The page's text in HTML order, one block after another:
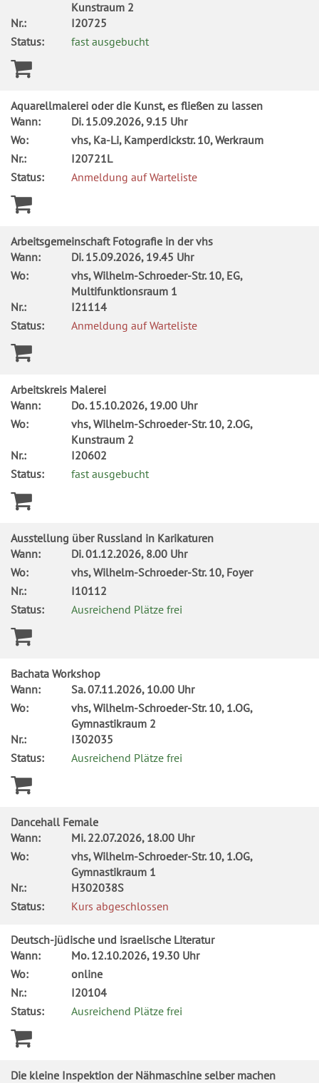
Kunstraum 2
Nr.:
I20725
Status:
fast ausgebucht
Aquarellmalerei oder die Kunst, es fließen zu lassen
Wann:
Di.15.09.2026, 9.15 Uhr
Wo:
vhs, Ka-Li, Kamperdickstr. 10, Werkraum
Nr.:
I20721L
Status:
Anmeldung auf Warteliste
Arbeitsgemeinschaft Fotografie in der vhs
Wann:
Di.15.09.2026, 19.45 Uhr
Wo:
vhs, Wilhelm-Schroeder-Str. 10, EG,
Multifunktionsraum 1
Nr.:
I21114
Status:
Anmeldung auf Warteliste
Arbeitskreis Malerei
Wann:
Do.15.10.2026, 19.00 Uhr
Wo:
vhs, Wilhelm-Schroeder-Str. 10, 2.OG,
Kunstraum 2
Nr.:
I20602
Status:
fast ausgebucht
Ausstellung über Russland in Karikaturen
Wann:
Di.01.12.2026, 8.00 Uhr
Wo:
vhs, Wilhelm-Schroeder-Str. 10, Foyer
Nr.:
I10112
Status:
Ausreichend Plätze frei
Bachata Workshop
Wann:
Sa.07.11.2026, 10.00 Uhr
Wo:
vhs, Wilhelm-Schroeder-Str. 10, 1.OG,
Gymnastikraum 2
Nr.:
I302035
Status:
Ausreichend Plätze frei
Dancehall Female
Wann:
Mi.22.07.2026, 18.00 Uhr
Wo:
vhs, Wilhelm-Schroeder-Str. 10, 1.OG,
Gymnastikraum 1
Nr.:
H302038S
Status:
Kurs abgeschlossen
Deutsch-jüdische und israelische Literatur
Wann:
Mo.12.10.2026, 19.30 Uhr
Wo:
online
Nr.:
I20104
Status:
Ausreichend Plätze frei
Die kleine Inspektion der Nähmaschine selber machen